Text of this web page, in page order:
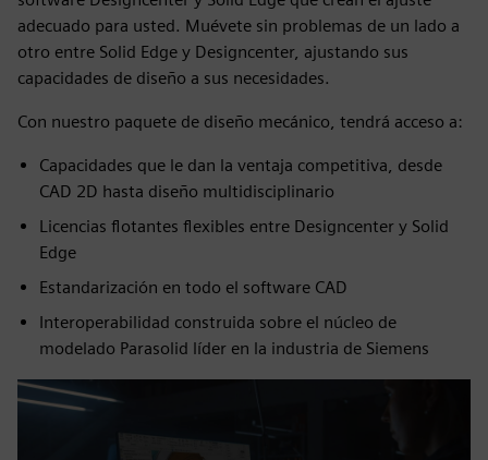
adecuado para usted. Muévete sin problemas de un lado a
otro entre Solid Edge y Designcenter, ajustando sus
capacidades de diseño a sus necesidades.
Con nuestro paquete de diseño mecánico, tendrá acceso a:
Capacidades que le dan la ventaja competitiva, desde
CAD 2D hasta diseño multidisciplinario
Licencias flotantes flexibles entre Designcenter y Solid
Edge
Estandarización en todo el software CAD
Interoperabilidad construida sobre el núcleo de
modelado Parasolid líder en la industria de Siemens